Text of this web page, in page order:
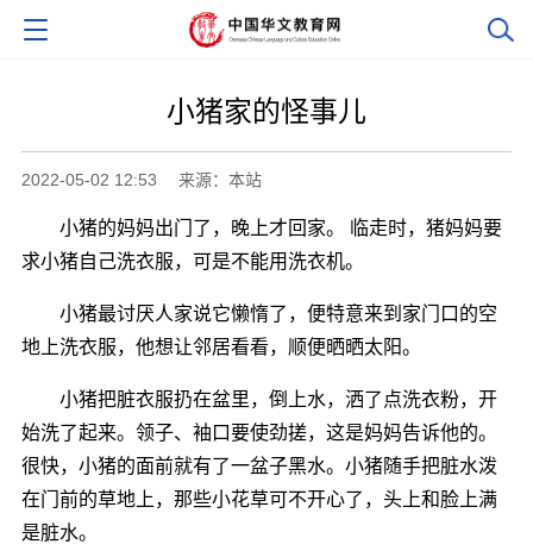
小猪家的怪事儿
2022-05-02 12:53 来源：本站
小猪的妈妈出门了，晚上才回家。 临走时，猪妈妈要
求小猪自己洗衣服，可是不能用洗衣机。
小猪最讨厌人家说它懒惰了，便特意来到家门口的空
地上洗衣服，他想让邻居看看，顺便晒晒太阳。
小猪把脏衣服扔在盆里，倒上水，洒了点洗衣粉，开
始洗了起来。领子、袖口要使劲搓，这是妈妈告诉他的。
很快，小猪的面前就有了一盆子黑水。小猪随手把脏水泼
在门前的草地上，那些小花草可不开心了，头上和脸上满
是脏水。